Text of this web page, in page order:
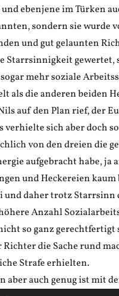
ebenjene im Türken
sondern sie wurde
und gut gelaunten
Starrsinnigkeit gewertet,
mehr soziale
als die anderen beiden
auf den Plan rief, der
verhielte sich aber doch
von den dreien die
aufgebracht habe, ja
und Heckereien
und daher trotz Starrsinn
Anzahl
so ganz gerechtfertigt
die Sache rund
Strafe erhielten.
aber auch genug ist mit